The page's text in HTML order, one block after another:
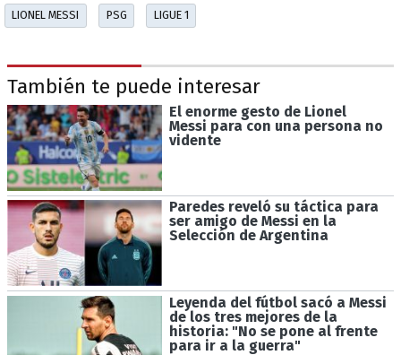
LIONEL MESSI PSG LIGUE 1
También te puede interesar
El enorme gesto de Lionel
Messi para con una persona no
vidente
Paredes reveló su táctica para
ser amigo de Messi en la
Selección de Argentina
Leyenda del fútbol sacó a Messi
de los tres mejores de la
historia: "No se pone al frente
para ir a la guerra"